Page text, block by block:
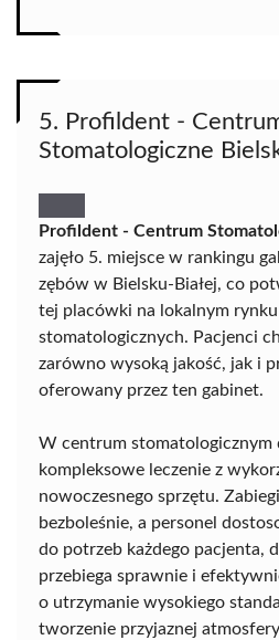
5. Profildent -
Stomatologiczne
Profildent - Centrum
zajęło 5. miejsce w rankingu
zębów w Bielsku-Białej, co
tej placówki na lokalnym rynku
stomatologicznych. Pacjenci
zarówno wysoką jakość, jak i
oferowany przez ten gabinet.
W centrum stomatologicznym
kompleksowe leczenie z
nowoczesnego sprzętu.
bezboleśnie, a personel
do potrzeb każdego pacjenta,
przebiega sprawnie i
o utrzymanie wysokiego
tworzenie przyjaznej